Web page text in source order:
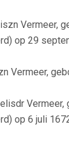
Vermeer,
op 29
Vermeer,
Vermeer,
op 6 juli